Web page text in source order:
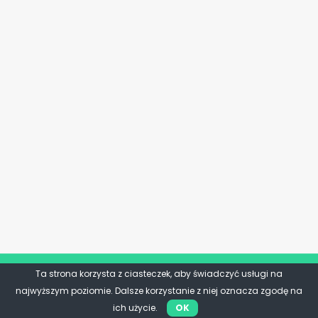
Ta strona korzysta z ciasteczek, aby świadczyć usługi na
najwyższym poziomie. Dalsze korzystanie z niej oznacza zgodę na
ich użycie.
OK